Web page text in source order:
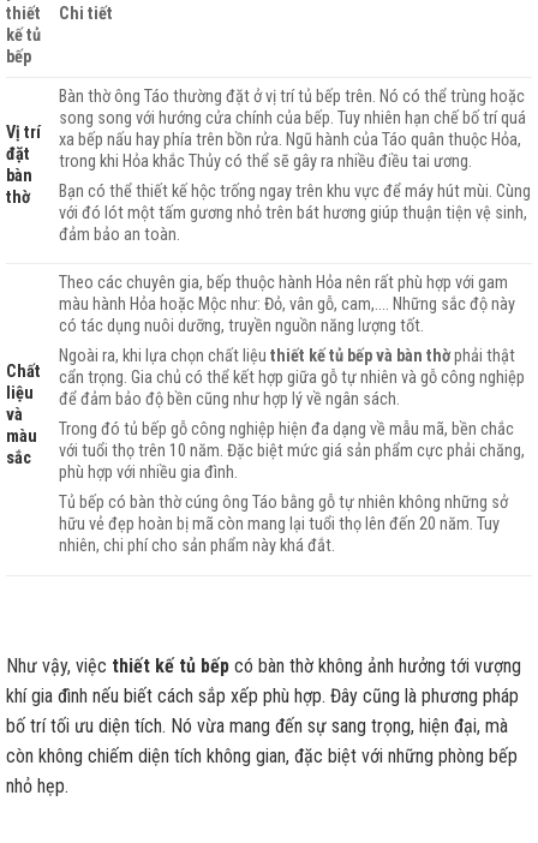
thiết
kế tủ
bếp
Chi tiết
Vị trí
đặt
bàn
thờ
Bàn thờ ông Táo thường đặt ở vị trí tủ bếp trên. Nó có thể trùng hoặc
song song với hướng cửa chính của bếp. Tuy nhiên hạn chế bố trí quá
xa bếp nấu hay phía trên bồn rửa. Ngũ hành của Táo quân thuộc Hỏa,
trong khi Hỏa khắc Thủy có thể sẽ gây ra nhiều điều tai ương.
Bạn có thể thiết kế hộc trống ngay trên khu vực để máy hút mùi. Cùng
với đó lót một tấm gương nhỏ trên bát hương giúp thuận tiện vệ sinh,
đảm bảo an toàn.
Chất
liệu
và
màu
sắc
Theo các chuyên gia, bếp thuộc hành Hỏa nên rất phù hợp với gam
màu hành Hỏa hoặc Mộc như: Đỏ, vân gỗ, cam,…. Những sắc độ này
có tác dụng nuôi dưỡng, truyền nguồn năng lượng tốt.
Ngoài ra, khi lựa chọn chất liệuthiết kế tủ bếp và bàn thờphải thật
cẩn trọng. Gia chủ có thể kết hợp giữa gỗ tự nhiên và gỗ công nghiệp
để đảm bảo độ bền cũng như hợp lý về ngân sách.
Trong đó tủ bếp gỗ công nghiệp hiện đa dạng về mẫu mã, bền chắc
với tuổi thọ trên 10 năm. Đặc biệt mức giá sản phẩm cực phải chăng,
phù hợp với nhiều gia đình.
Tủ bếp có bàn thờ cúng ông Táo bằng gỗ tự nhiên không những sở
hữu vẻ đẹp hoàn bị mã còn mang lại tuổi thọ lên đến 20 năm. Tuy
nhiên, chi phí cho sản phẩm này khá đắt.
Như vậy, việc thiết kế tủ bếp có bàn thờ không ảnh hưởng tới vượng
khí gia đình nếu biết cách sắp xếp phù hợp. Đây cũng là phương pháp
bố trí tối ưu diện tích. Nó vừa mang đến sự sang trọng, hiện đại, mà
còn không chiếm diện tích không gian, đặc biệt với những phòng bếp
nhỏ hẹp.